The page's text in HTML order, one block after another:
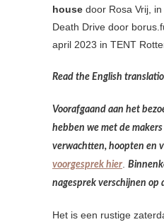
house door Rosa Vrij,
Death Drive door
april 2023 in TENT
Read the English
Voorafgaand aan het
hebben we met de
verwachtten, hoopten en
voorgesprek hier
nagesprek verschijnen op
Het is een rustige